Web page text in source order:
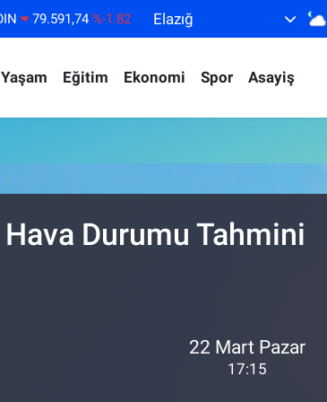
79.591,74 %-1.82
53,38690 %0.19
61,60380 %0.18
Elazığ
Eğitim Ekonomi Spor Asayiş
Durumu Tahmini
22 Mart Pazar
17:15